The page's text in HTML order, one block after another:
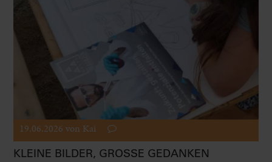
19.06.2026 von Kai
KLEINE BILDER, GROSSE GEDANKEN